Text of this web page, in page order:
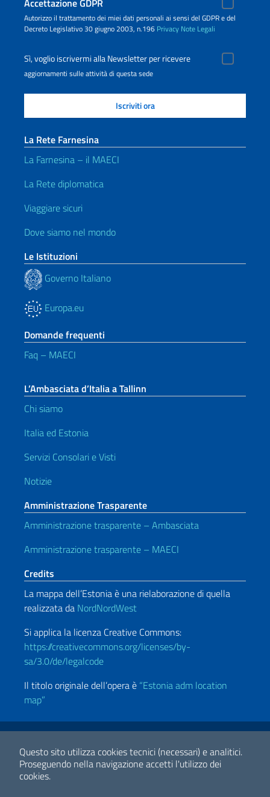
Questo sito utilizza cookies tecnici (necessari) e analitici.
Proseguendo nella navigazione accetti l'utilizzo dei
cookies.
Autorizzo il trattamento dei miei dati personali ai sensi del GDPR e del
Decreto Legislativo 30 giugno 2003, n.196 Privacy Note Legali
Sì, voglio iscrivermi alla Newsletter per ricevere
aggiornamenti sulle attività di questa sede
La Rete Farnesina
La Farnesina – il MAECI
La Rete diplomatica
Viaggiare sicuri
Dove siamo nel mondo
Le Istituzioni
Governo Italiano
Europa.eu
Domande frequenti
Faq – MAECI
L’Ambasciata d’Italia a Tallinn
Chi siamo
Italia ed Estonia
Servizi Consolari e Visti
Notizie
Amministrazione Trasparente
Amministrazione trasparente – Ambasciata
Amministrazione trasparente – MAECI
Credits
La mappa dell’Estonia è una rielaborazione di quella
realizzata da NordNordWest
Si applica la licenza Creative Commons:
https://creativecommons.org/licenses/by-
sa/3.0/de/legalcode
Il titolo originale dell’opera è “Estonia adm location
map”
Link Utili